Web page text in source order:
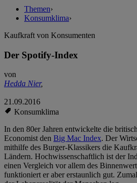
Themen›
Konsumklima›
Kaufkraft von Konsumenten
Der Spotify-Index
von
Hedda Nier,
21.09.2016
Konsumklima
In den 80er Jahren entwickelte die
Economist den Big Mac Index. Der
mithilfe des Burger-Klassikers die
Ländern. Hochwissenschaftlich ist der
einen Vergleich vor allem des
funktioniert er aber erstaunlich gut.